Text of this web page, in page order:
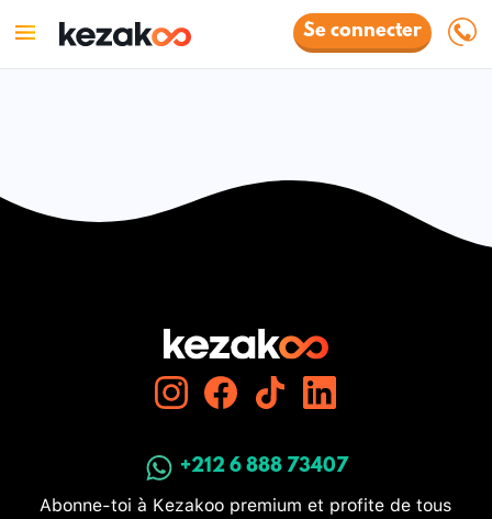
Se connecter
+212 6 888 73407
Abonne-toi à Kezakoo premium et profite de tous